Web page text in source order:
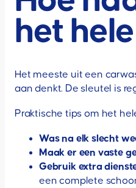
het
Het meeste uit een
aan denkt. De sleutel is
Praktische tips om het
Was na elk slecht
Maak er een vaste
Gebruik extra
een complete